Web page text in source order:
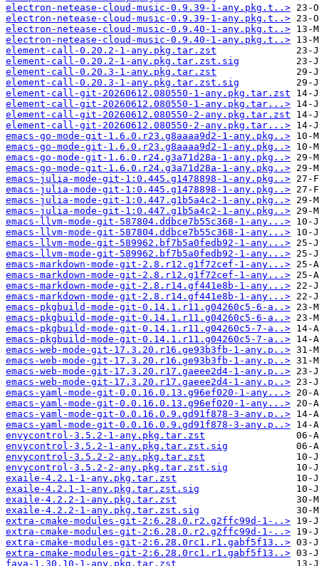
electron-netease-cloud-music-0.9.39-1-any.pkg.t..>
electron-netease-cloud-music-0.9.39-1-any.pkg.t..>
electron-netease-cloud-music-0.9.40-1-any.pkg.t..>
electron-netease-cloud-music-0.9.40-1-any.pkg.t..>
element-call-0.20.2-1-any.pkg.tar.zst
element-call-0.20.2-1-any.pkg.tar.zst.sig
element-call-0.20.3-1-any.pkg.tar.zst
element-call-0.20.3-1-any.pkg.tar.zst.sig
element-call-git-20260612.080550-1-any.pkg.tar.zst
element-call-git-20260612.080550-1-any.pkg.tar...>
element-call-git-20260612.080550-2-any.pkg.tar.zst
element-call-git-20260612.080550-2-any.pkg.tar...>
emacs-go-mode-git-1.6.0.r23.g8aaaa9d2-1-any.pkg..>
emacs-go-mode-git-1.6.0.r23.g8aaaa9d2-1-any.pkg..>
emacs-go-mode-git-1.6.0.r24.g3a71d28a-1-any.pkg..>
emacs-go-mode-git-1.6.0.r24.g3a71d28a-1-any.pkg..>
emacs-julia-mode-git-1:0.445.g1478898-1-any.pkg..>
emacs-julia-mode-git-1:0.445.g1478898-1-any.pkg..>
emacs-julia-mode-git-1:0.447.g1b5a4c2-1-any.pkg..>
emacs-julia-mode-git-1:0.447.g1b5a4c2-1-any.pkg..>
emacs-llvm-mode-git-587804.ddbce7b55c368-1-any...>
emacs-llvm-mode-git-587804.ddbce7b55c368-1-any...>
emacs-llvm-mode-git-589962.bf7b5a0fedb92-1-any...>
emacs-llvm-mode-git-589962.bf7b5a0fedb92-1-any...>
emacs-markdown-mode-git-2.8.r12.g1f72cef-1-any...>
emacs-markdown-mode-git-2.8.r12.g1f72cef-1-any...>
emacs-markdown-mode-git-2.8.r14.gf441e8b-1-any...>
emacs-markdown-mode-git-2.8.r14.gf441e8b-1-any...>
emacs-pkgbuild-mode-git-0.14.1.r11.g04260c5-6-a..>
emacs-pkgbuild-mode-git-0.14.1.r11.g04260c5-6-a..>
emacs-pkgbuild-mode-git-0.14.1.r11.g04260c5-7-a..>
emacs-pkgbuild-mode-git-0.14.1.r11.g04260c5-7-a..>
emacs-web-mode-git-17.3.20.r16.ge93b3fb-1-any.p..>
emacs-web-mode-git-17.3.20.r16.ge93b3fb-1-any.p..>
emacs-web-mode-git-17.3.20.r17.gaeee2d4-1-any.p..>
emacs-web-mode-git-17.3.20.r17.gaeee2d4-1-any.p..>
emacs-yaml-mode-git-0.0.16.0.13.g96ef020-1-any...>
emacs-yaml-mode-git-0.0.16.0.13.g96ef020-1-any...>
emacs-yaml-mode-git-0.0.16.0.9.gd91f878-3-any.p..>
emacs-yaml-mode-git-0.0.16.0.9.gd91f878-3-any.p..>
envycontrol-3.5.2-1-any.pkg.tar.zst
envycontrol-3.5.2-1-any.pkg.tar.zst.sig
envycontrol-3.5.2-2-any.pkg.tar.zst
envycontrol-3.5.2-2-any.pkg.tar.zst.sig
exaile-4.2.1-1-any.pkg.tar.zst
exaile-4.2.1-1-any.pkg.tar.zst.sig
exaile-4.2.2-1-any.pkg.tar.zst
exaile-4.2.2-1-any.pkg.tar.zst.sig
extra-cmake-modules-git-2:6.28.0.r2.g2ffc99d-1-..>
extra-cmake-modules-git-2:6.28.0.r2.g2ffc99d-1-..>
extra-cmake-modules-git-2:6.28.0rc1.r1.gabf5f13..>
extra-cmake-modules-git-2:6.28.0rc1.r1.gabf5f13..>
fava-1.30.10-1-any.pkg.tar.zst